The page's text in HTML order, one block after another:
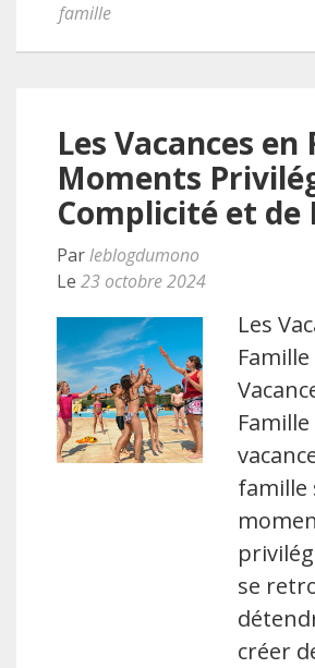
famille
Les Vacances en
Moments
Complicité et de
Parleblogdumono
Le 23 octobre 2024
Les
Famille
Famille
famille
se
créer